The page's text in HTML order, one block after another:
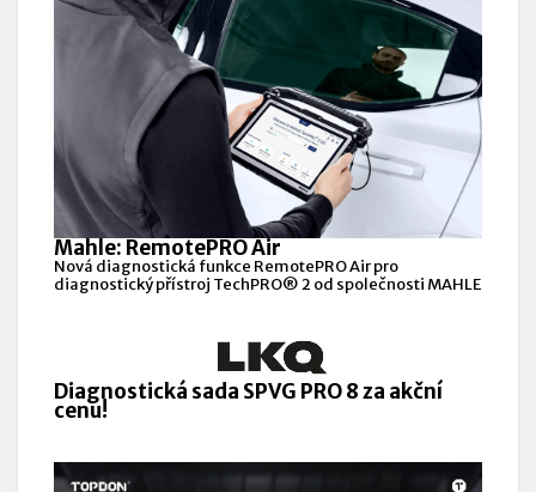
Mahle: RemotePRO Air
Nová diagnostická funkce RemotePRO Air pro
diagnostický přístroj TechPRO® 2 od společnosti MAHLE
Diagnostická sada SPVG PRO 8 za akční
cenu!